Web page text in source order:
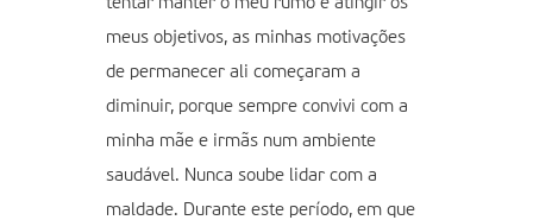
meus objetivos, as minhas motivações
de permanecer ali começaram a
diminuir, porque sempre convivi com a
minha mãe e irmãs num ambiente
saudável. Nunca soube lidar com a
maldade. Durante este período, em que